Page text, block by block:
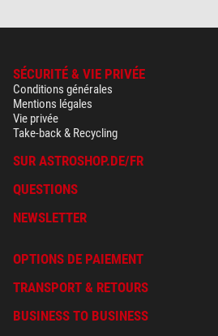
SÉCURITÉ & VIE PRIVÉE
Conditions générales
Mentions légales
Vie privée
Take-back & Recycling
SUR ASTROSHOP.DE/FR
QUESTIONS
NEWSLETTER
OPTIONS DE PAIEMENT
TRANSPORT & RETOURS
BUSINESS TO BUSINESS